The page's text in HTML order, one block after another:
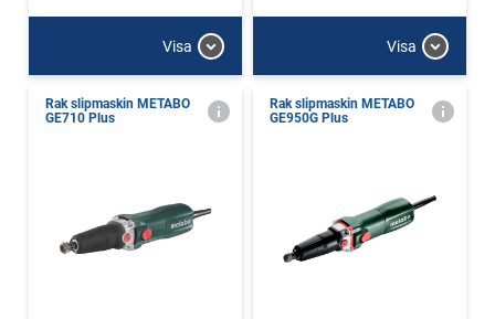
Visa Visa
Rak slipmaskin METABO
GE710 Plus
Rak slipmaskin METABO
GE950G Plus